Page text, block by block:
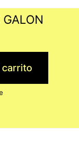
carrito